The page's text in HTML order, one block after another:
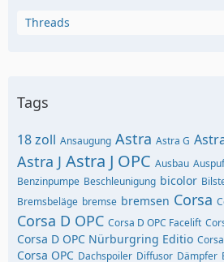
Threads
Tags
18 zoll Ansaugung Astra Astra G
Astra J Astra J OPC Ausbau
Benzinpumpe Beschleunigung bicolor
Bremsbeläge bremse bremsen Corsa
Corsa D OPC Corsa D OPC Facelift
Corsa D OPC Nürburgring Editio
Corsa OPC Dachspoiler Diffusor Dämpfer